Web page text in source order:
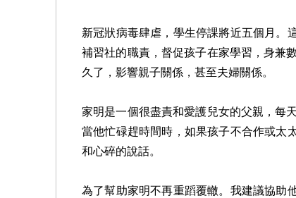
新冠狀病毒肆虐，學生停課將近五個月。
補習社的職責，督促孩子在家學習，身兼
久了，影響親子關係，甚至夫婦關係。
家明是一個很盡責和愛護兒女的父親，每
當他忙碌趕時間時，如果孩子不合作或太
和心碎的說話。
為了幫助家明不再重蹈覆轍。我建議協助